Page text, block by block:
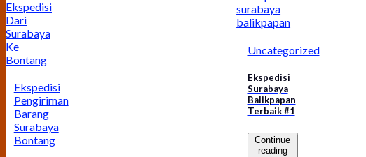
Ekspedisi
Pengiriman
Barang
Surabaya
Bontang
Uncategorized
Ekspedisi
Surabaya
Balikpapan
Terbaik #1
Continue
reading